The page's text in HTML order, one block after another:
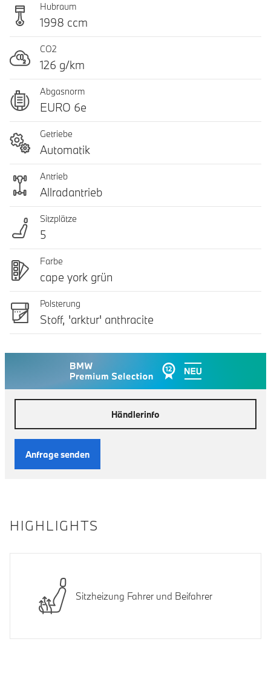
Hubraum
1998 ccm
CO2
126 g/km
Abgasnorm
EURO 6e
Getriebe
Automatik
Antrieb
Allradantrieb
Sitzplätze
5
Farbe
cape york grün
Polsterung
Stoff, 'arktur' anthracite
Händlerinfo
Anfrage senden
HIGHLIGHTS
Sitzheizung Fahrer und Beifahrer